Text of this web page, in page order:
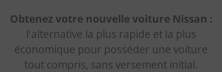
Obtenez votre nouvelle voiture Nissan :
l'alternative la plus rapide et la plus
économique pour posséder une voiture
tout compris, sans versement initial.